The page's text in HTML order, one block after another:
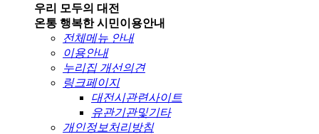
우리 모두의 대전
온통 행복한 시민이용안내
전체메뉴 안내
이용안내
누리집 개선의견
링크페이지
대전시관련사이트
유관기관및기타
개인정보처리방침